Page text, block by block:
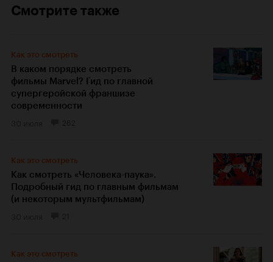
Смотрите также
Как это смотреть
В каком порядке смотреть
фильмы Marvel? Гид по главной
супергеройской франшизе
современности
Как это смотреть
Как смотреть «Человека-паука».
Подробный гид по главным фильмам
(и некоторым мультфильмам)
Как это смотреть